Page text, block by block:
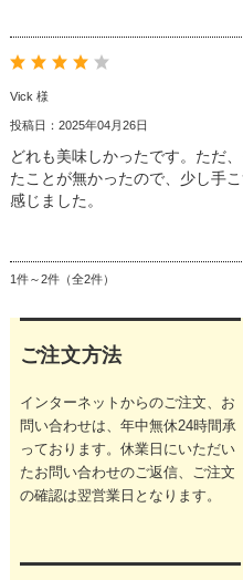
Vick 様
投稿日：2025年04月26日
どれも美味しかったです。ただ
たことが無かったので、少し手
感じました。
1件～2件（全2件）
ご注文方法
インターネットからのご注文、お
問い合わせは、年中無休24時間承
っております。休業日にいただい
たお問い合わせのご返信、ご注文
の確認は翌営業日となります。